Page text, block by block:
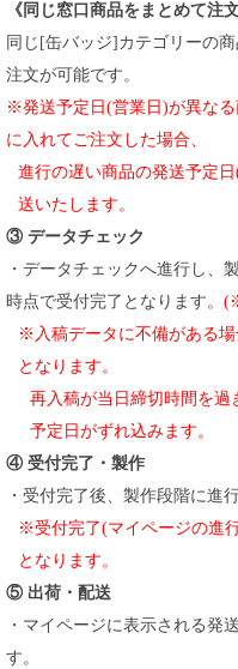
《同じ窓口商品をまとめて注
同じ[缶バッジ]カテゴリーの
注文が可能です。
※発送予定日(営業日)が異な
に入れてご注文した場合、
進行の遅い商品の発送予定
送いたします。
③ データチェック
・データチェックへ進行し、
時点で受付完了となります。
※入稿データに不備がある
となります。
再入稿が当日締切時間を過
予定日がずれ込みます。
④ 受付完了・製作
・受付完了後、製作段階に進
※受付完了(マイページの進
となります。
⑤ 出荷・配送
・マイページに表示される発
す。